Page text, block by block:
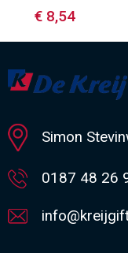
€ 8,54
Minimale
Simon
0187 48 26